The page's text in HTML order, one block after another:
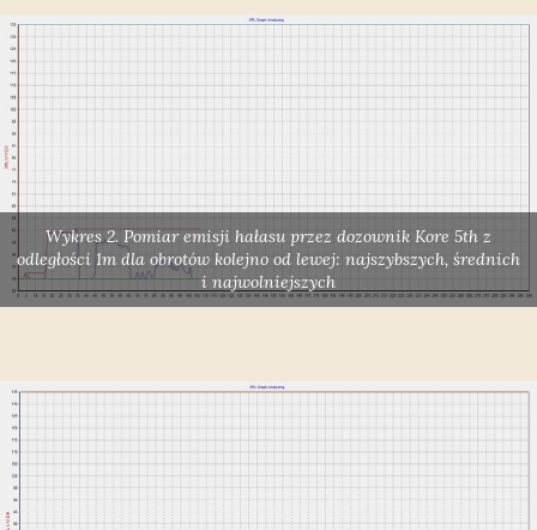
Wykres 2. Pomiar emisji hałasu przez dozownik Kore 5th z
odległości 1m dla obrotów kolejno od lewej: najszybszych, średnich
i najwolniejszych